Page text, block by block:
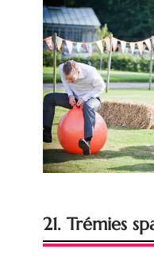
21. Trémies